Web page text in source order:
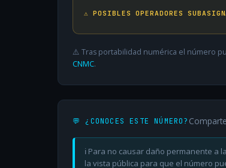
⚠️ POSIBLES OPERADORES
⚠️ Tras portabilidad numérica el número
CNMC.
💬 ¿CONOCES ESTE NÚMERO?
ℹ️ Para no causar daño permanente a
la vista pública para que el número